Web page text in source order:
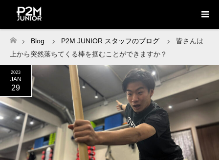
ホーム
Blog P2M JUNIOR スタッフのブログ
皆さんは
上から突然落ちてくる棒を掴むことができますか？
2023
JAN
29